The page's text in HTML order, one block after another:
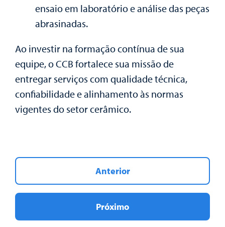
ensaio em laboratório e análise das peças
abrasinadas.
Ao investir na formação contínua de sua
equipe, o CCB fortalece sua missão de
entregar serviços com qualidade técnica,
confiabilidade e alinhamento às normas
vigentes do setor cerâmico.
Anterior
Próximo